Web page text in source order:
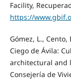
Facility,
https://
Gómez, L., Cento,
Ciego de Ávila:
architectural and
Consejería de